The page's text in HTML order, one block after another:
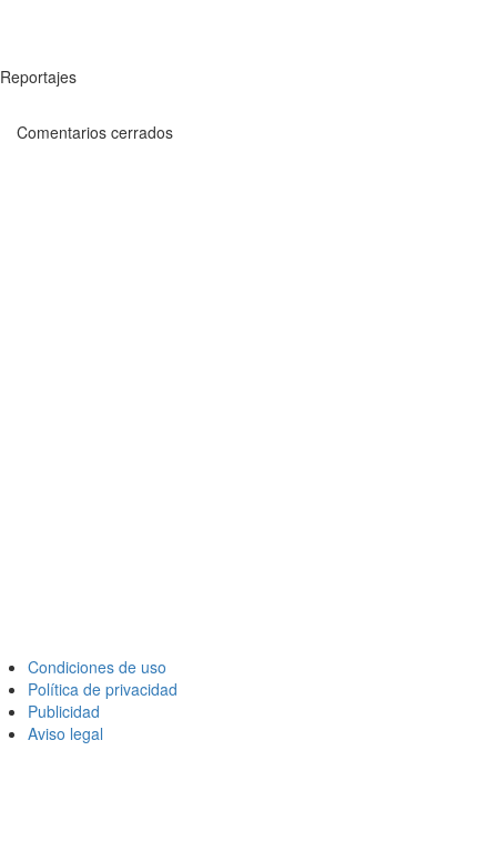
Reportajes
Comentarios cerrados
Condiciones de uso
Política de privacidad
Publicidad
Aviso legal